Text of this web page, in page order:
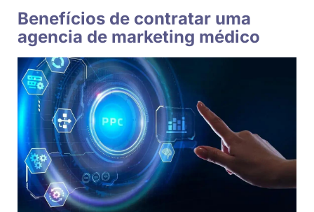
Benefícios de contratar uma
agencia de marketing médico